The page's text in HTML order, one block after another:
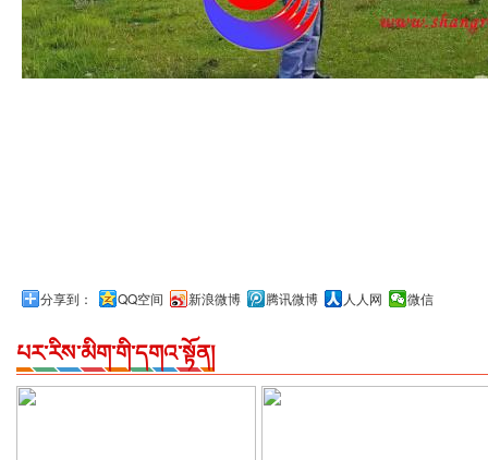
分享到： QQ空间 新浪微博 腾讯微博 人人网 微信
པར་རིས་མིག་གི་དགའ་སྟོན།